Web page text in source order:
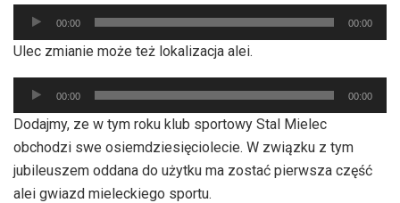
Odtwarzacz
plików
dźwiękowych
00:00 00:00
Ulec zmianie może też lokalizacja alei.
Odtwarzacz
plików
dźwiękowych
00:00 00:00
Dodajmy, ze w tym roku klub sportowy Stal Mielec
obchodzi swe osiemdziesięciolecie. W związku z tym
jubileuszem oddana do użytku ma zostać pierwsza część
alei gwiazd mieleckiego sportu.